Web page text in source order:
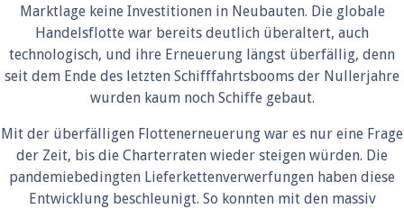
Marktlage keine Investitionen in Neubauten. Die globale
Handelsflotte war bereits deutlich überaltert, auch
technologisch, und ihre Erneuerung längst überfällig, denn
seit dem Ende des letzten Schifffahrtsbooms der Nullerjahre
wurden kaum noch Schiffe gebaut.
Mit der überfälligen Flottenerneuerung war es nur eine Frage
der Zeit, bis die Charterraten wieder steigen würden. Die
pandemiebedingten Lieferkettenverwerfungen haben diese
Entwicklung beschleunigt. So konnten mit den massiv